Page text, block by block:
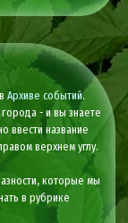
Архиве событий.
- и вы знаете
ввести название
верхнем углу.
которые мы
в рубрике